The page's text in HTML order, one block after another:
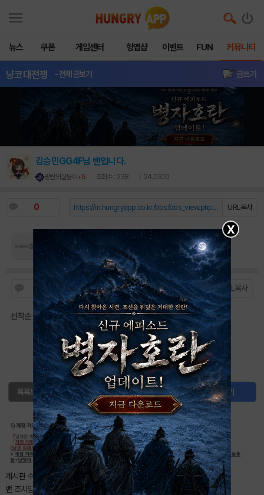
뉴스 쿠폰 게임센터 헝앱샵 이벤트 FUN 커뮤니티
냥코대전쟁 - 전체글보기 글쓰기
김승민GG4F님 밴입니다.
광란의살뭉이 +5 조회수 : 238 | 24.03.10
0 URL복사
https://m.hungryapp.co.kr/bbs/bbs_view.php?durl=Y...
게시판 수칙 3-5 '계정 거래 및 교환 금지' 위반으로
밴 조치입니다.
X